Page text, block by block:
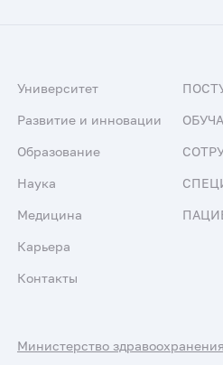
Университет
Развитие и инновации
Образование
Наука
Медицина
Карьера
Контакты
Министерство